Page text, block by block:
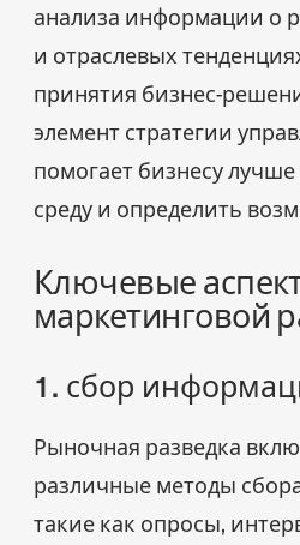
анализа информации о
и отраслевых
принятия бизнес-
элемент стратегии
помогает бизнесу
среду и определить
Ключевые
маркетинговой
1. сбор
Рыночная разведка
различные методы
такие как опросы,